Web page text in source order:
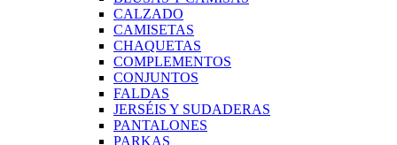
CALZADO
CAMISETAS
CHAQUETAS
COMPLEMENTOS
CONJUNTOS
FALDAS
JERSÉIS Y SUDADERAS
PANTALONES
PARKAS